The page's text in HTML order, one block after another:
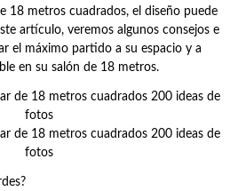
18 metros cuadrados, el diseño puede
artículo, veremos algunos consejos e
el máximo partido a su espacio y a
en su salón de 18 metros.